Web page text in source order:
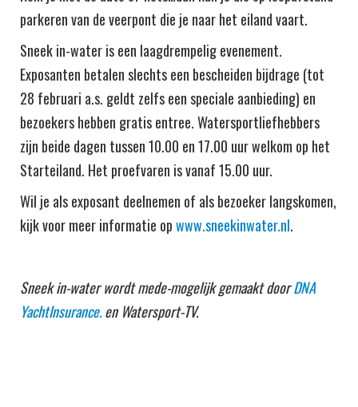
parkeren van de veerpont die je naar het eiland vaart.
Sneek in-water is een laagdrempelig evenement.
Exposanten betalen slechts een bescheiden bijdrage (tot
28 februari a.s. geldt zelfs een speciale aanbieding) en
bezoekers hebben gratis entree. Watersportliefhebbers
zijn beide dagen tussen 10.00 en 17.00 uur welkom op het
Starteiland. Het proefvaren is vanaf 15.00 uur.
Wil je als exposant deelnemen of als bezoeker langskomen,
kijk voor meer informatie opwww.sneekinwater.nl.
Sneek in-water wordt mede-mogelijk gemaakt doorDNA
YachtInsurance.en Watersport-TV.